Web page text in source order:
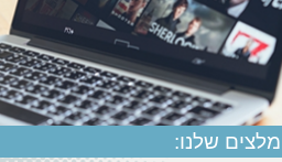
שלנו: